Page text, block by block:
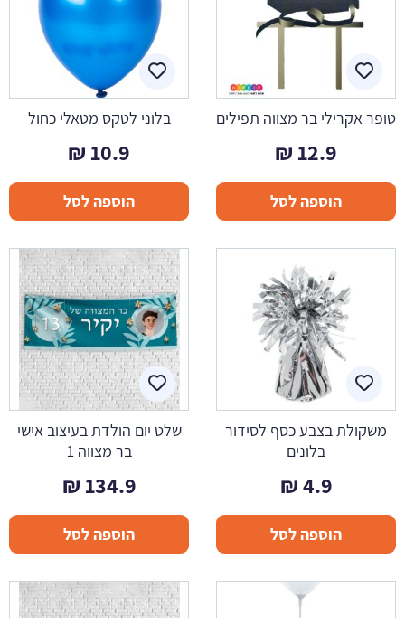
טופר אקרילי בר מצווה תפילים
12.9
₪
הוספה לסל
בלוני לטקס מטאלי כחול
10.9
₪
הוספה לסל
משקולת בצבע כסף לסידור
בלונים
4.9
₪
הוספה לסל
שלט יום הולדת בעיצוב אישי
בר מצווה 1
134.9
₪
הוספה לסל